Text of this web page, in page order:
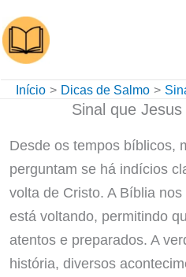
para
o
conteúdo
Início Dicas de Salmo
Sinal que
Desde os tempos bíblicos,
perguntam se há indícios
volta de Cristo. A Bíblia
está voltando, permitindo
atentos e preparados. A
história, diversos